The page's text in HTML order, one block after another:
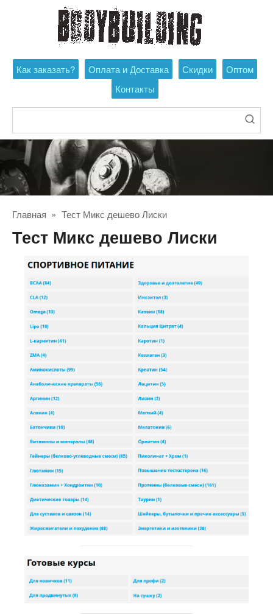
Как заказать? Оплата и Доставка Скидки
Оптом
Контакты
Главная » Тест Микс дешево Лиски
Тест Микс дешево Лиски